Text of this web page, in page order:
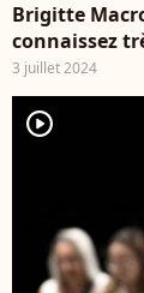
Brigitte
connaissez
3 juillet 2024
player2